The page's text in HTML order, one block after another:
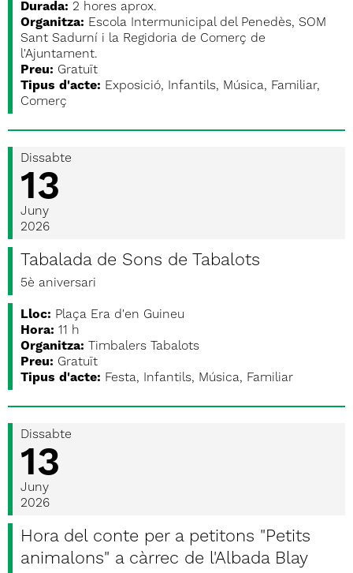
Durada: 2 hores aprox.
Organitza: Escola Intermunicipal del Penedès, SOM
Sant Sadurní i la Regidoria de Comerç de
l'Ajuntament.
Preu: Gratuït
Tipus d'acte: Exposició, Infantils, Música, Familiar,
Comerç
Dissabte
13
Juny
2026
Tabalada de Sons de Tabalots
5è aniversari
Lloc: Plaça Era d'en Guineu
Hora: 11 h
Organitza:
Timbalers Tabalots
Preu: Gratuït
Tipus d'acte: Festa, Infantils, Música, Familiar
Dissabte
13
Juny
2026
Hora del conte per a petitons "Petits
animalons" a càrrec de l'Albada Blay